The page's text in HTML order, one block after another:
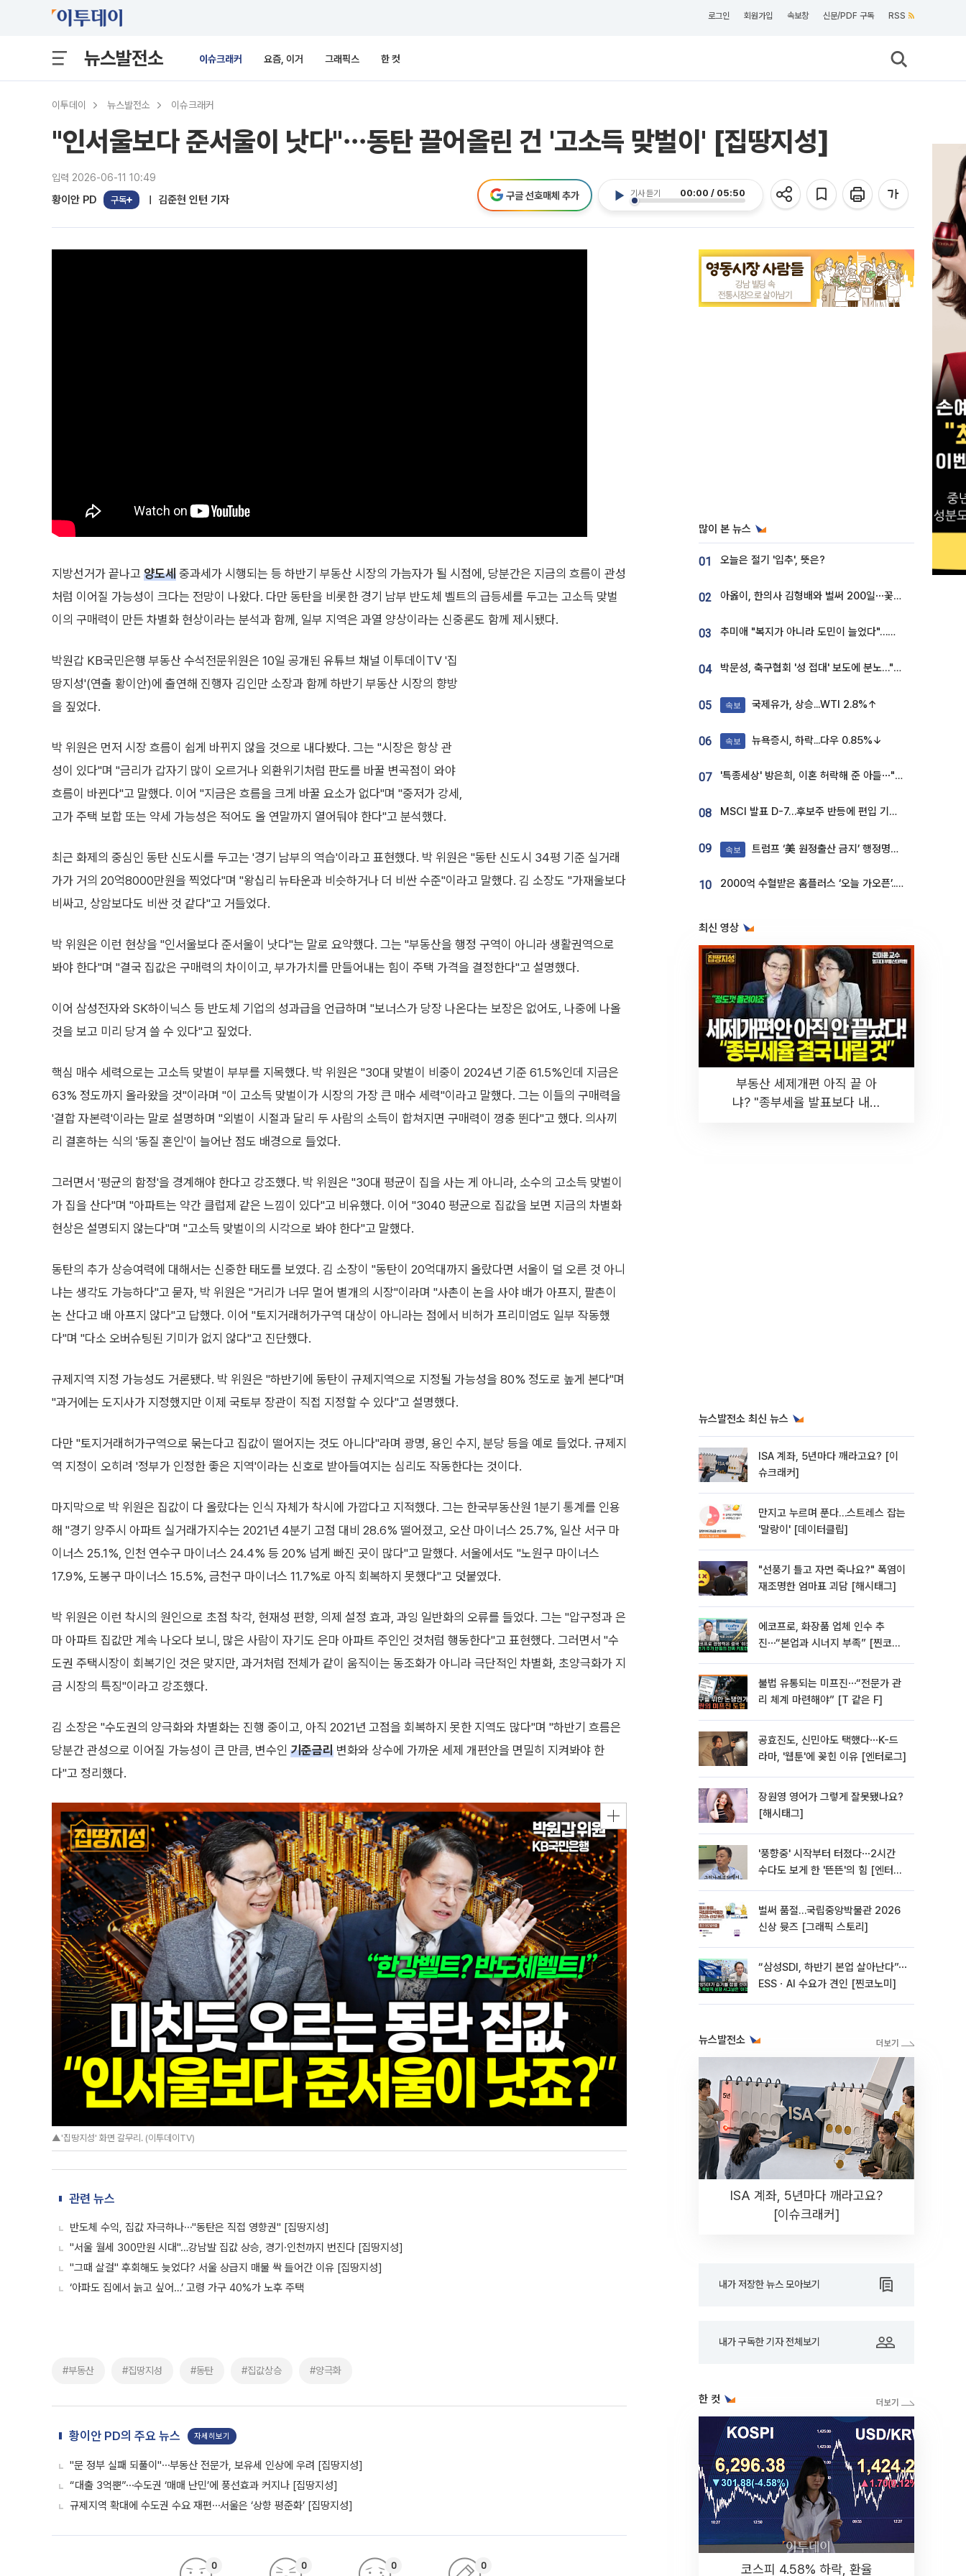
로그인 회원가입 속보창 신문/PDF 구독 RSS
뉴스발전소 이슈크래커 요즘, 이거 그래픽스 한 컷
이투데이 뉴스발전소 이슈크래커
"인서울보다 준서울이 낫다"⋯동탄 끌어올린 건 '고소득 맞벌이' [집땅지성]
입력 2026-06-11 10:49
황이안 PD 구독 김준현 인턴 기자 기사 듣기 00:00 / 05:50
구글 선호매체 추가
지방선거가 끝나고 양도세 중과세가 시행되는 등 하반기 부동산 시장의 가늠자가 될 시점에, 당분간은 지금의 흐름이 관성
처럼 이어질 가능성이 크다는 전망이 나왔다. 다만 동탄을 비롯한 경기 남부 반도체 벨트의 급등세를 두고는 고소득 맞벌
이의 구매력이 만든 차별화 현상이라는 분석과 함께, 일부 지역은 과열 양상이라는 신중론도 함께 제시됐다.
박원갑 KB국민은행 부동산 수석전문위원은 10일 공개된 유튜브 채널 이투데이TV '집
땅지성'(연출 황이안)에 출연해 진행자 김인만 소장과 함께 하반기 부동산 시장의 향방
을 짚었다.
박 위원은 먼저 시장 흐름이 쉽게 바뀌지 않을 것으로 내다봤다. 그는 "시장은 항상 관
성이 있다"며 "금리가 갑자기 많이 오르거나 외환위기처럼 판도를 바꿀 변곡점이 와야
흐름이 바뀐다"고 말했다. 이어 "지금은 흐름을 크게 바꿀 요소가 없다"며 "중저가 강세,
고가 주택 보합 또는 약세 가능성은 적어도 올 연말까지 열어둬야 한다"고 분석했다.
최근 화제의 중심인 동탄 신도시를 두고는 '경기 남부의 역습'이라고 표현했다. 박 위원은 "동탄 신도시 34평 기준 실거래
가가 거의 20억8000만원을 찍었다"며 "왕십리 뉴타운과 비슷하거나 더 비싼 수준"이라고 말했다. 김 소장도 "가재울보다
비싸고, 상암보다도 비싼 것 같다"고 거들었다.
박 위원은 이런 현상을 "인서울보다 준서울이 낫다"는 말로 요약했다. 그는 "부동산을 행정 구역이 아니라 생활권역으로
봐야 한다"며 "결국 집값은 구매력의 차이이고, 부가가치를 만들어내는 힘이 주택 가격을 결정한다"고 설명했다.
이어 삼성전자와 SK하이닉스 등 반도체 기업의 성과급을 언급하며 "보너스가 당장 나온다는 보장은 없어도, 나중에 나올
것을 보고 미리 당겨 쓸 수 있다"고 짚었다.
핵심 매수 세력으로는 고소득 맞벌이 부부를 지목했다. 박 위원은 "30대 맞벌이 비중이 2024년 기준 61.5%인데 지금은
63% 정도까지 올라왔을 것"이라며 "이 고소득 맞벌이가 시장의 가장 큰 매수 세력"이라고 말했다. 그는 이들의 구매력을
'결합 자본력'이라는 말로 설명하며 "외벌이 시절과 달리 두 사람의 소득이 합쳐지면 구매력이 껑충 뛴다"고 했다. 의사끼
리 결혼하는 식의 '동질 혼인'이 늘어난 점도 배경으로 들었다.
그러면서 '평균의 함정'을 경계해야 한다고 강조했다. 박 위원은 "30대 평균이 집을 사는 게 아니라, 소수의 고소득 맞벌이
가 집을 산다"며 "아파트는 약간 클럽제 같은 느낌이 있다"고 비유했다. 이어 "3040 평균으로 집값을 보면 지금의 차별화
현상은 설명되지 않는다"며 "고소득 맞벌이의 시각으로 봐야 한다"고 말했다.
동탄의 추가 상승여력에 대해서는 신중한 태도를 보였다. 김 소장이 "동탄이 20억대까지 올랐다면 서울이 덜 오른 것 아니
냐는 생각도 가능하다"고 묻자, 박 위원은 "거리가 너무 멀어 별개의 시장"이라며 "사촌이 논을 사야 배가 아프지, 팔촌이
논 산다고 배 아프지 않다"고 답했다. 이어 "토지거래허가구역 대상이 아니라는 점에서 비허가 프리미엄도 일부 작동했
다"며 "다소 오버슈팅된 기미가 없지 않다"고 진단했다.
규제지역 지정 가능성도 거론됐다. 박 위원은 "하반기에 동탄이 규제지역으로 지정될 가능성을 80% 정도로 높게 본다"며
"과거에는 도지사가 지정했지만 이제 국토부 장관이 직접 지정할 수 있다"고 설명했다.
다만 "토지거래허가구역으로 묶는다고 집값이 떨어지는 것도 아니다"라며 광명, 용인 수지, 분당 등을 예로 들었다. 규제지
역 지정이 오히려 '정부가 인정한 좋은 지역'이라는 신호로 받아들여지는 심리도 작동한다는 것이다.
마지막으로 박 위원은 집값이 다 올랐다는 인식 자체가 착시에 가깝다고 지적했다. 그는 한국부동산원 1분기 통계를 인용
해 "경기 양주시 아파트 실거래가지수는 2021년 4분기 고점 대비 28.6% 떨어졌고, 오산 마이너스 25.7%, 일산 서구 마
이너스 25.1%, 인천 연수구 마이너스 24.4% 등 20% 넘게 빠진 곳이 많다"고 말했다. 서울에서도 "노원구 마이너스
17.9%, 도봉구 마이너스 15.5%, 금천구 마이너스 11.7%로 아직 회복하지 못했다"고 덧붙였다.
박 위원은 이런 착시의 원인으로 초점 착각, 현재성 편향, 의제 설정 효과, 과잉 일반화의 오류를 들었다. 그는 "압구정과 은
마 아파트 집값만 계속 나오다 보니, 많은 사람이 자기도 은마 아파트 주인인 것처럼 행동한다"고 표현했다. 그러면서 "수
도권 주택시장이 회복기인 것은 맞지만, 과거처럼 전체가 같이 움직이는 동조화가 아니라 극단적인 차별화, 초양극화가 지
금 시장의 특징"이라고 강조했다.
김 소장은 "수도권의 양극화와 차별화는 진행 중이고, 아직 2021년 고점을 회복하지 못한 지역도 많다"며 "하반기 흐름은
당분간 관성으로 이어질 가능성이 큰 만큼, 변수인 기준금리 변화와 상수에 가까운 세제 개편안을 면밀히 지켜봐야 한
다"고 정리했다.
▲'집땅지성' 화면 갈무리. (이투데이TV)
관련 뉴스
반도체 수익, 집값 자극하나⋯"동탄은 직접 영향권" [집땅지성]
"서울 월세 300만원 시대"…강남발 집값 상승, 경기·인천까지 번진다 [집땅지성]
"그때 살걸" 후회해도 늦었다? 서울 상급지 매물 싹 들어간 이유 [집땅지성]
‘아파도 집에서 늙고 싶어…’ 고령 가구 40%가 노후 주택
#부동산 #집땅지성 #동탄 #집값상승 #양극화
황이안 PD의 주요 뉴스 자세히보기
"문 정부 실패 되풀이"⋯부동산 전문가, 보유세 인상에 우려 [집땅지성]
“대출 3억뿐”⋯수도권 ‘매매 난민’에 풍선효과 커지나 [집땅지성]
규제지역 확대에 수도권 수요 재편⋯서울은 ‘상향 평준화’ [집땅지성]
0 0 0 0
많이 본 뉴스
01 오늘은 절기 '입추', 뜻은?
02 아옳이, 한의사 김형배와 벌써 200일⋯꽃다발 들고 "프러포즈 아냐"
03 추미애 "복지가 아니라 도민이 늘었다"…재정난 책임론 정면돌파
04 박문성, 축구협회 '성 접대' 보도에 분노…"다 말아먹으려고 작정했나"
05 속보 국제유가, 상승...WTI 2.8%↑
06 속보 뉴욕증시, 하락...다우 0.85%↓
07 '특종세상' 방은희, 이혼 허락해 준 아들⋯"너무 잘 커줬다" 오열
08 MSCI 발표 D-7…후보주 반등에 편입 기대 재점화
09 속보 트럼프 ‘美 원정출산 금지’ 행정명령 서명
10 2000억 수혈받은 홈플러스 ‘오늘 가오픈’...13일 정식 개장 시험대
최신 영상
부동산 세제개편 아직 끝 아
냐? "종부세율 발표보다 내릴
뉴스발전소 최신 뉴스
ISA 계좌, 5년마다 깨라고요? [이
슈크래커]
만지고 누르며 푼다…스트레스 잡는
'말랑이' [데이터클립]
"선풍기 틀고 자면 죽나요?" 폭염이
재조명한 엄마표 괴담 [해시태그]
에코프로, 화장품 업체 인수 추
진⋯“본업과 시너지 부족” [찐코노
불법 유통되는 미프진⋯“전문가 관
리 체계 마련해야” [T 같은 F]
공효진도, 신민아도 택했다⋯K-드
라마, '웹툰'에 꽂힌 이유 [엔터로그]
장원영 영어가 그렇게 잘못됐나요?
[해시태그]
'풍향중' 시작부터 터졌다⋯2시간
수다도 보게 한 '뜬뜬'의 힘 [엔터로
벌써 품절…국립중앙박물관 2026
신상 뮷즈 [그래픽 스토리]
“삼성SDI, 하반기 본업 살아난다”⋯
ESSㆍAI 수요가 견인 [찐코노미]
뉴스발전소
ISA 계좌, 5년마다 깨라고요?
[이슈크래커]
내가 저장한 뉴스 모아보기
내가 구독한 기자 전체보기
한 컷
코스피 4.58% 하락, 환율